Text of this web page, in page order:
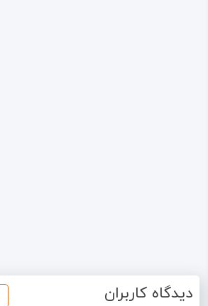
دیدگاه کاربران